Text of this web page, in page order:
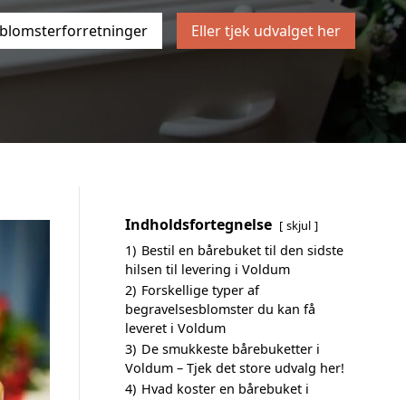
Eller tjek udvalget her
Indholdsfortegnelse skjul
1) Bestil en bårebuket til den sidste
hilsen til levering i Voldum
2) Forskellige typer af
begravelsesblomster du kan få
leveret i Voldum
3) De smukkeste bårebuketter i
Voldum – Tjek det store udvalg her!
4) Hvad koster en bårebuket i